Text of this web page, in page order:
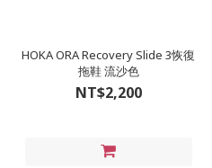
HOKA ORA Recovery Slide 3恢復
拖鞋 流沙色
NT$2,200